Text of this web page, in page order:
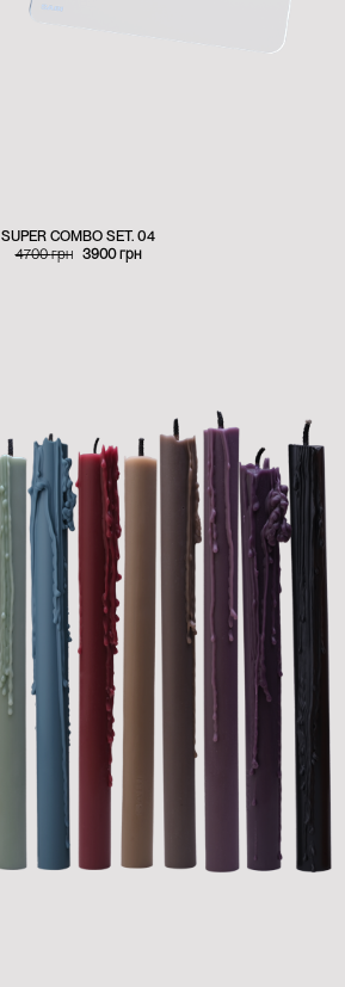
SUPER COMBO SET. 04
4700грн
Оригінальна
3900грнПоточна